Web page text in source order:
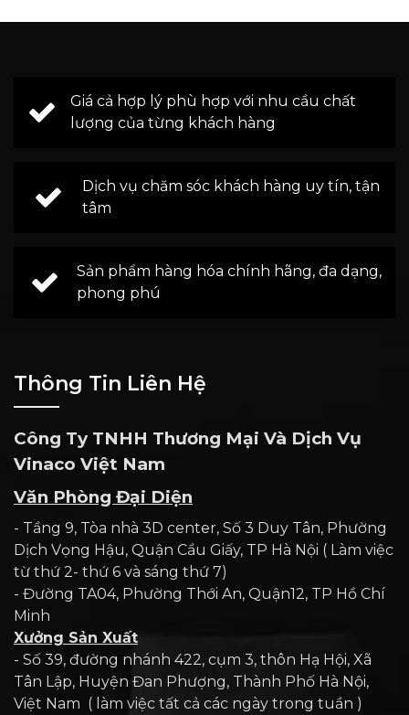
Giá cả hợp lý phù hợp với nhu cầu chất
lượng của từng khách hàng
Dịch vụ chăm sóc khách hàng uy tín, tận
tâm
Sản phẩm hàng hóa chính hãng, đa dạng,
phong phú
Thông Tin Liên Hệ
Công Ty TNHH Thương Mại Và Dịch Vụ
Vinaco Việt Nam
Văn Phòng Đại Diện
- Tầng 9, Tòa nhà 3D center, Số 3 Duy Tân, Phường
Dịch Vọng Hậu, Quận Cầu Giấy, TP Hà Nội ( Làm việc
từ thứ 2- thứ 6 và sáng thứ 7)
- Đường TA04, Phường Thới An, Quận12, TP Hồ Chí
Minh
Xưởng Sản Xuất
- Số 39, đường nhánh 422, cụm 3, thôn Hạ Hội, Xã
Tân Lập, Huyện Đan Phượng, Thành Phố Hà Nội,
Việt Nam ( làm việc tất cả các ngày trong tuần )